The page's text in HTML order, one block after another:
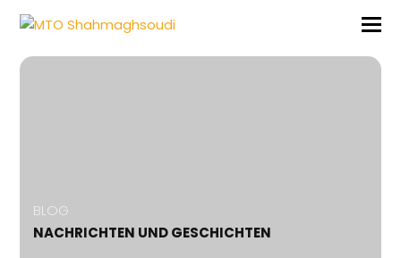
BLOG
NACHRICHTEN UND GESCHICHTEN